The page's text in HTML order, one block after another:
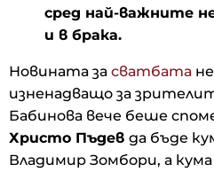
сред най-важните
и в брака.
Новината за сватбата
изненадващо за
Бабинова вече беше
Христо Пъдев да бъде
Владимир Зомбори, а